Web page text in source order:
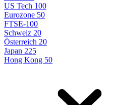
US Tech 100
Eurozone 50
FTSE-100
Schweiz 20
Österreich 20
Japan 225
Hong Kong 50